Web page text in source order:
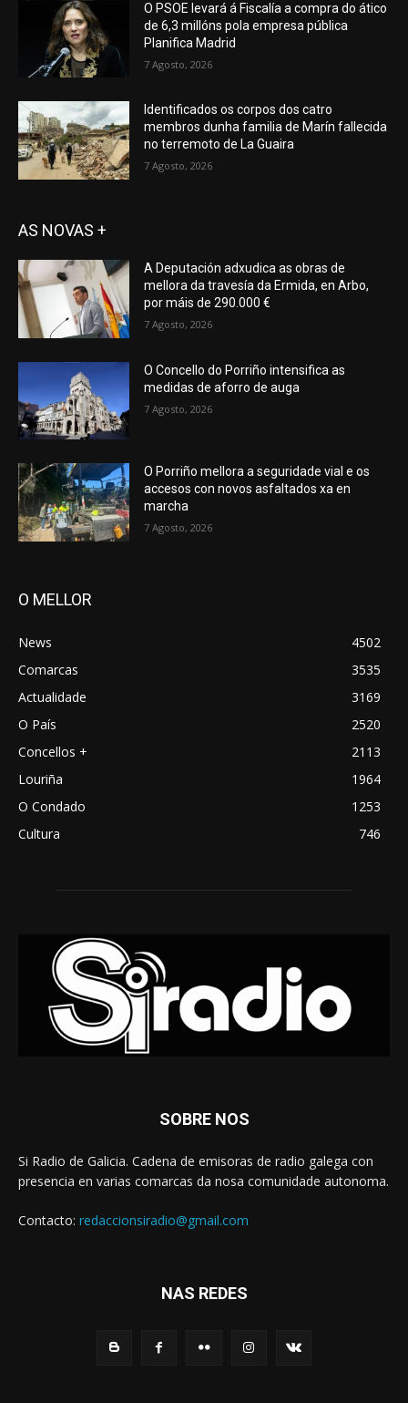
O PSOE levará á Fiscalía a compra do ático
de 6,3 millóns pola empresa pública
Planifica Madrid
7 Agosto, 2026
Identificados os corpos dos catro
membros dunha familia de Marín fallecida
no terremoto de La Guaira
7 Agosto, 2026
AS NOVAS +
A Deputación adxudica as obras de
mellora da travesía da Ermida, en Arbo,
por máis de 290.000 €
7 Agosto, 2026
O Concello do Porriño intensifica as
medidas de aforro de auga
7 Agosto, 2026
O Porriño mellora a seguridade vial e os
accesos con novos asfaltados xa en
marcha
7 Agosto, 2026
O MELLOR
News
4502
Comarcas
3535
Actualidade
3169
O País
2520
Concellos +
2113
Louriña
1964
O Condado
1253
Cultura
746
SOBRE NOS
Si Radio de Galicia. Cadena de emisoras de radio galega con
presencia en varias comarcas da nosa comunidade autonoma.
Contacto: redaccionsiradio@gmail.com
NAS REDES